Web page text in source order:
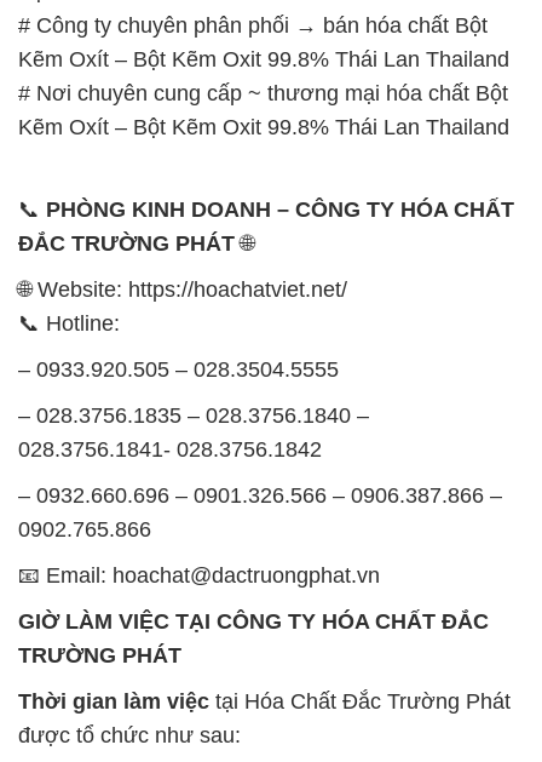
# Công ty chuyên phân phối → bán hóa chất Bột
Kẽm Oxít – Bột Kẽm Oxit 99.8% Thái Lan Thailand
# Nơi chuyên cung cấp ~ thương mại hóa chất Bột
Kẽm Oxít – Bột Kẽm Oxit 99.8% Thái Lan Thailand
📞 PHÒNG KINH DOANH – CÔNG TY HÓA CHẤT
ĐẮC TRƯỜNG PHÁT🌐
🌐 Website: https://hoachatviet.net/
📞 Hotline:
– 0933.920.505 – 028.3504.5555
– 028.3756.1835 – 028.3756.1840 –
028.3756.1841- 028.3756.1842
– 0932.660.696 – 0901.326.566 – 0906.387.866 –
0902.765.866
📧 Email: hoachat@dactruongphat.vn
GIỜ LÀM VIỆC TẠI CÔNG TY HÓA CHẤT ĐẮC
TRƯỜNG PHÁT
Thời gian làm việc tại Hóa Chất Đắc Trường Phát
được tổ chức như sau: